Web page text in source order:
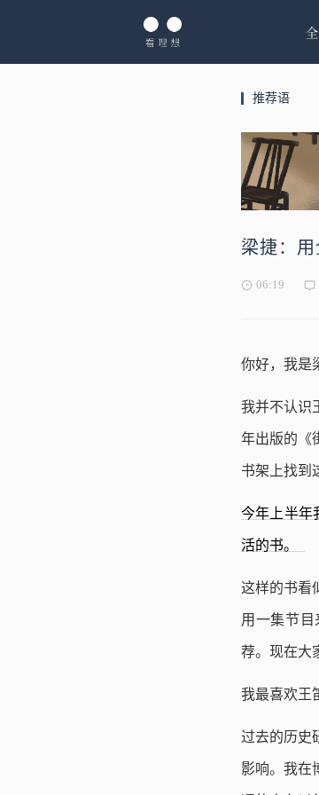
推荐语
梁捷：
06:19
你好，我是
我并不认识
年出版的《
书架上找到
今年上半年
活的书。
这样的书看
用一集节
荐。现在大
我最喜欢王
过去的历史
影响。我在